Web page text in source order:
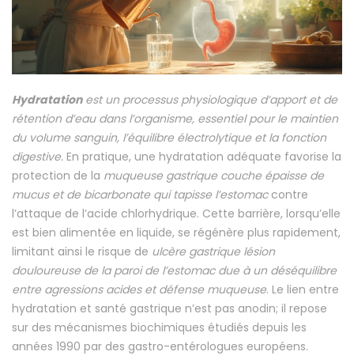
Hydratationest un processus physiologique d’apport et de
rétention d’eau dans l’organisme, essentiel pour le maintien
du volume sanguin, l’équilibre électrolytique et la fonction
digestive. En pratique, une hydratation adéquate favorise la
protection de la muqueuse gastrique couche épaisse de
mucus et de bicarbonate qui tapisse l’estomaccontre
l’attaque de l’acide chlorhydrique. Cette barrière, lorsqu’elle
est bien alimentée en liquide, se régénère plus rapidement,
limitant ainsi le risque de ulcère gastrique lésion
douloureuse de la paroi de l’estomac due à un déséquilibre
entre agressions acides et défense muqueuse. Le lien entre
hydratation et santé gastrique n’est pas anodin; il repose
sur des mécanismes biochimiques étudiés depuis les
années 1990 par des gastro-entérologues européens.